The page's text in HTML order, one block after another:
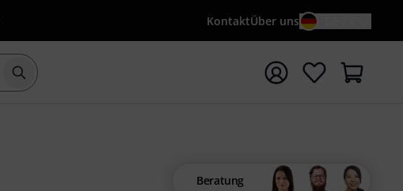
KontaktÜber uns
Suche mit Suchwort {searchTerm} starten
Beratung